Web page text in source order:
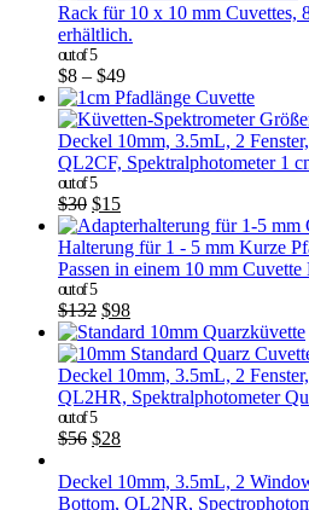
Rack für 10 x 10 mm Cuvettes,
erhältlich.
out of 5
$8 – $49
Deckel 10mm, 3.5mL, 2
QL2CF, Spektralphotometer 1
out of 5
$30 $15
Halterung für 1 - 5 mm Kurze
Passen in einem 10 mm Cuvette
out of 5
$132 $98
Deckel 10mm, 3.5mL, 2
QL2HR, Spektralphotometer
out of 5
$56 $28
Deckel 10mm, 3.5mL, 2
Bottom, QL2NR,